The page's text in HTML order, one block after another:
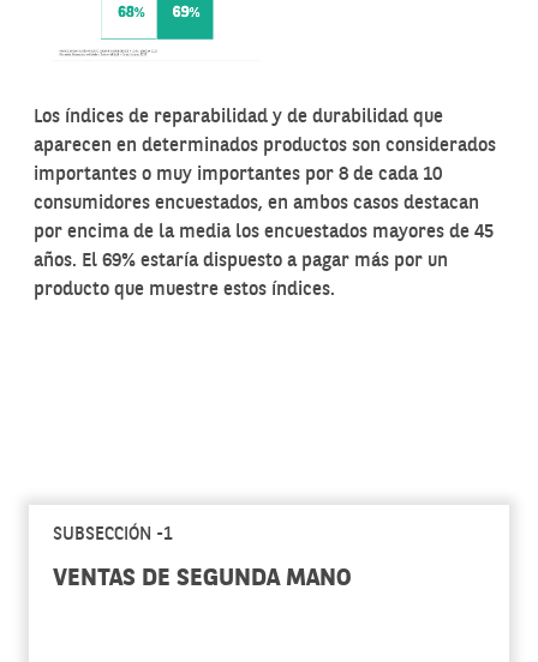
Los índices de reparabilidad y de durabilidad que
aparecen en determinados productos son considerados
importantes o muy importantes por 8 de cada 10
consumidores encuestados, en ambos casos destacan
por encima de la media los encuestados mayores de 45
años. El 69% estaría dispuesto a pagar más por un
producto que muestre estos índices.
SUBSECCIÓN -1
VENTAS DE SEGUNDA MANO